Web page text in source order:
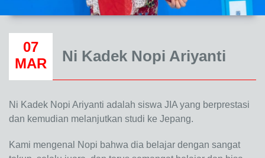
07
MAR
Ni Kadek Nopi Ariyanti
Ni Kadek Nopi Ariyanti adalah siswa JIA yang berprestasi
dan kemudian melanjutkan studi ke Jepang.
Kami mengenal Nopi bahwa dia belajar dengan sangat